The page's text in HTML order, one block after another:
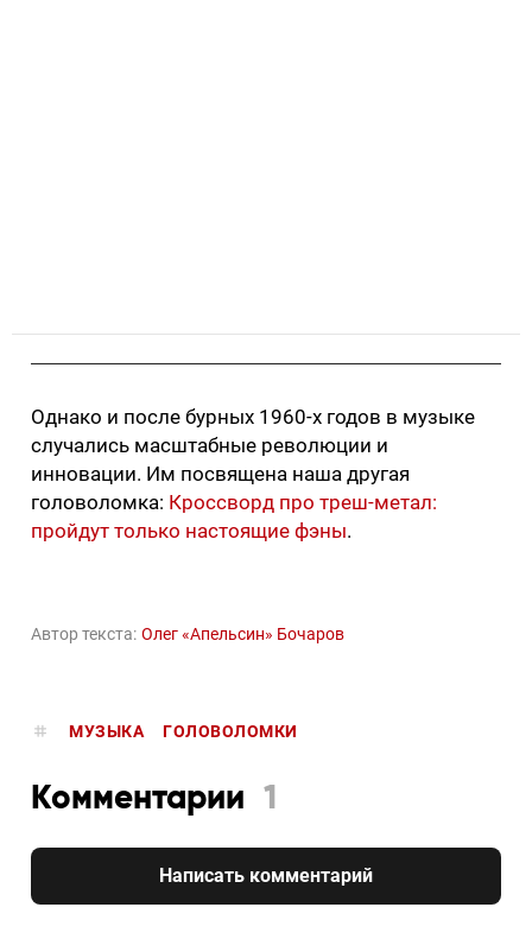
Однако и после бурных 1960-х годов в музыке
случались масштабные революции и
инновации. Им посвящена наша другая
головоломка: Кроссворд про треш-метал:
пройдут только настоящие фэны.
Автор текста: Олег «Апельсин» Бочаров
МУЗЫКА ГОЛОВОЛОМКИ
Комментарии 1
Написать комментарий